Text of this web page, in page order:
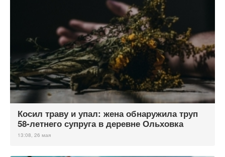
Косил траву и упал: жена обнаружила труп
58-летнего супруга в деревне Ольховка
13:08, 26 мая